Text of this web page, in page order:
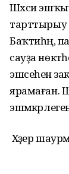
Шәхси
тарттырыу
Баҡтиһәң,
сауҙа
эшсеһенә
ярамаған.
Хәҙер